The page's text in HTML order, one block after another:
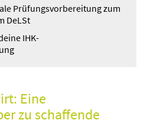
Prüfungsvorbereitung zum
DeLSt
IHK-
Eine
zu schaffende